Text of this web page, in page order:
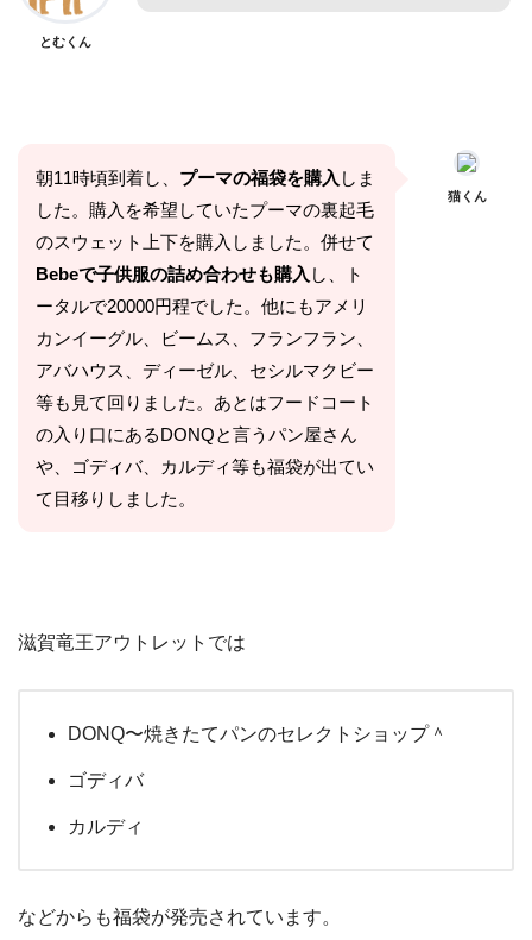
とむくん
朝11時頃到着し、 プーマの福袋を購入 しま
した。購入を希望していたプーマの裏起毛
のスウェット上下を購入しました。併せて
Bebeで子供服の詰め合わせも購入 し、ト
ータルで20000円程でした。他にもアメリ
カンイーグル、ビームス、フランフラン、
アバハウス、ディーゼル、セシルマクビー
等も見て回りました。あとはフードコート
の入り口にあるDONQと言うパン屋さん
や、ゴディバ、カルディ等も福袋が出てい
て目移りしました。
猫くん
滋賀竜王アウトレットでは
DONQ〜焼きたてパンのセレクトショップ＾
ゴディバ
カルディ
などからも福袋が発売されています。